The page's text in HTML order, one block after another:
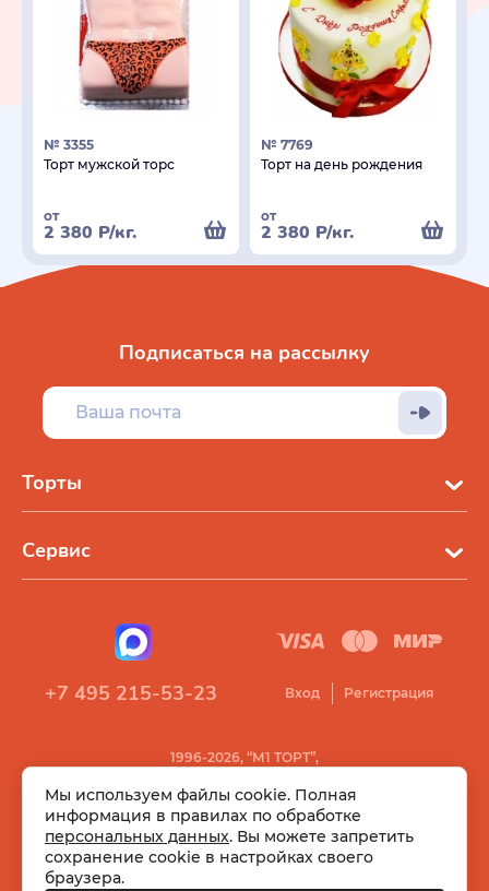
№ 3355
Торт мужской торс
от
2 380 Р/кг.
№ 7769
Торт на день рождения
от
2 380 Р/кг.
Торты
Сервис
Подписаться на рассылку
1996-2026, “М1 ТОРТ”,
+7 495 215-53-23 Вход Регистрация
Мы используем файлы cookie. Полная
информация в правилах по обработке
персональных данных. Вы можете запретить
сохранение cookie в настройках своего
браузера.